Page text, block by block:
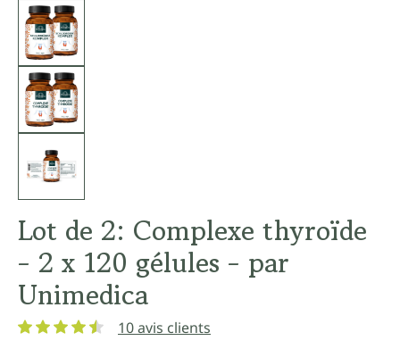
Lot de 2: Complexe thyroïde
- 2 x 120 gélules - par
Unimedica
10 avis clients